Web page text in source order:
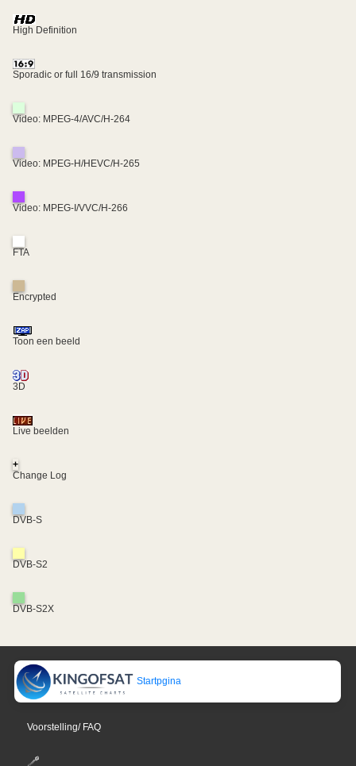
High Definition
Sporadic or full 16/9 transmission
Video: MPEG-4/AVC/H-264
Video: MPEG-H/HEVC/H-265
Video: MPEG-I/VVC/H-266
FTA
Encrypted
Toon een beeld
3D
Live beelden
+
Change Log
DVB-S
DVB-S2
DVB-S2X
Startpgina
Voorstelling/ FAQ